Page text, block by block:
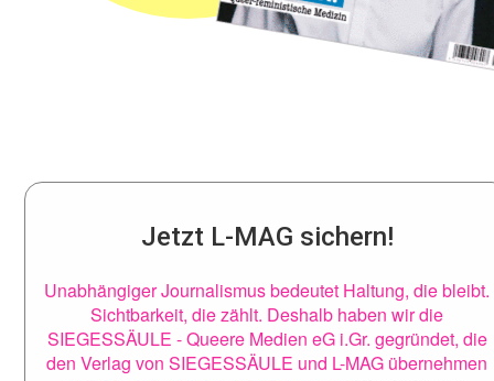
Jetzt L-MAG sichern!
Unabhängiger Journalismus bedeutet Haltung, die bleibt.
Sichtbarkeit, die zählt. Deshalb haben wir die
SIEGESSÄULE - Queere Medien eG i.Gr. gegründet, die
den Verlag von SIEGESSÄULE und L-MAG übernehmen